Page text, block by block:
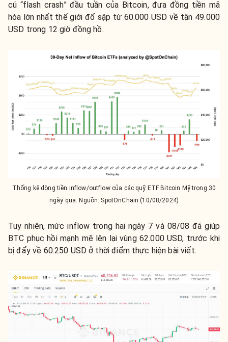
cú “flash crash” đầu tuần của Bitcoin, đưa đồng tiền mã
hóa lớn nhất thế giới đổ sập từ 60.000 USD về tận 49.000
USD trong 12 giờ đồng hồ.
Thống kê dòng tiền inflow/outflow của các quỹ ETF Bitcoin Mỹ trong 30
ngày qua. Nguồn: SpotOnChain (10/08/2024)
Tuy nhiên, mức inflow trong hai ngày 7 và 08/08 đã giúp
BTC phục hồi mạnh mẽ lên lại vùng 62.000 USD, trước khi
bị đẩy về 60.250 USD ở thời điểm thực hiện bài viết.